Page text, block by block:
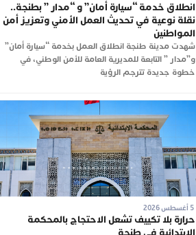
انطلاق خدمة “سيارة أمان” و “مدار ” بطنجة..
نقلة نوعية في تحديث العمل الأمني وتعزيز أمن
المواطنين
شهدت مدينة طنجة انطلاق العمل بخدمة “سيارة أمان”
و”مدار ” التابعة للمديرية العامة للأمن الوطني، في
خطوة جديدة تترجم الرؤية
5 أغسطس 2026
حرارة بلا تكييف تشعل الاحتجاج بالمحكمة